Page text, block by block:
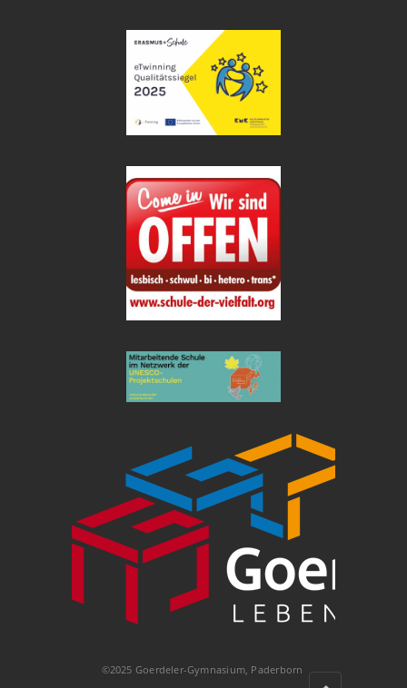
©2025 Goerdeler-Gymnasium, Paderborn